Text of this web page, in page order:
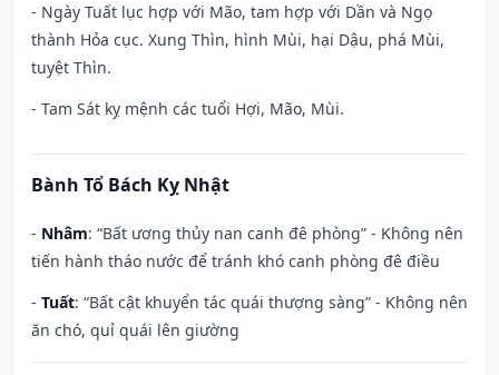
- Ngày Tuất lục hợp với Mão, tam hợp với Dần và Ngọ
thành Hỏa cục. Xung Thìn, hình Mùi, hại Dậu, phá Mùi,
tuyệt Thìn.
- Tam Sát kỵ mệnh các tuổi Hợi, Mão, Mùi.
Bành Tổ Bách Kỵ Nhật
- Nhâm: “Bất ương thủy nan canh đê phòng” - Không nên
tiến hành tháo nước để tránh khó canh phòng đê điều
- Tuất: “Bất cật khuyển tác quái thượng sàng” - Không nên
ăn chó, quỉ quái lên giường